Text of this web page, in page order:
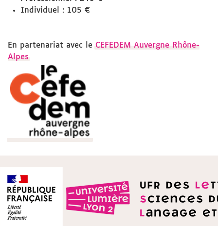
Individuel : 105 €
En partenariat avec le CEFEDEM Auvergne Rhône-
Alpes